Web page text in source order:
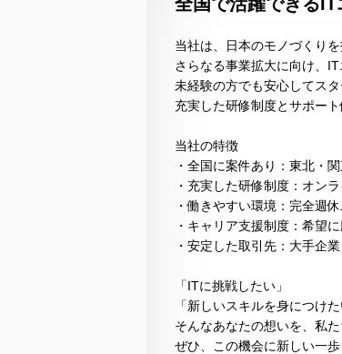
当社は、日本のモノづくり
さらなる事業拡大に向け、
未経験の方でも安心してスタ
充実した研修制度とサポート
当社の特徴
・全国に案件あり：東北・
・充実した研修制度：オン
・働きやすい環境：完全週
・キャリア支援制度：希望
・安定した取引先：大手企
「ITに挑戦したい」
「新しいスキルを身につけた
そんなあなたの想いを、私
ぜひ、この機会に新しい一歩